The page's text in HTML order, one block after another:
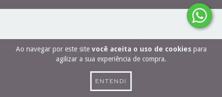
Ao navegar por este site você aceita o uso de cookiespara
agilizar a sua experiência de compra.
ENTENDI
RESERVADOS.